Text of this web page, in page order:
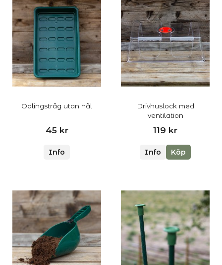
Odlingstråg utan hål
45 kr
Info
Drivhuslock med
ventilation
119 kr
Info Köp